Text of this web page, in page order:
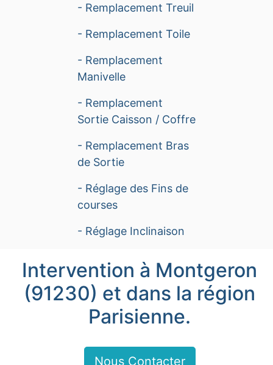
- Remplacement Treuil
- Remplacement Toile
- Remplacement
Manivelle
- Remplacement
Sortie Caisson / Coffre
- Remplacement Bras
de Sortie
- Réglage des Fins de
courses
- Réglage Inclinaison
Intervention à Montgeron
(91230) et dans la région
Parisienne.
Nous Contacter